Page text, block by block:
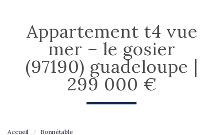
appartement t4 vue
mer – le gosier
(97190) guadeloupe |
299 000 €
Accueil
Bonnétable